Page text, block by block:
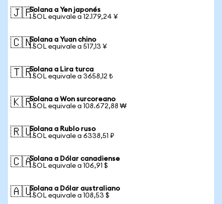
🇯🇵Solana a Yen japonés
1 SOL equivale a 12.179,24 ¥
🇨🇳Solana a Yuan chino
1 SOL equivale a 517,13 ¥
🇹🇷Solana a Lira turca
1 SOL equivale a 3658,12 ₺
🇰🇷Solana a Won surcoreano
1 SOL equivale a 108.672,88 ₩
🇷🇺Solana a Rublo ruso
1 SOL equivale a 6338,51 ₽
🇨🇦Solana a Dólar canadiense
1 SOL equivale a 106,91 $
🇦🇺Solana a Dólar australiano
1 SOL equivale a 108,53 $